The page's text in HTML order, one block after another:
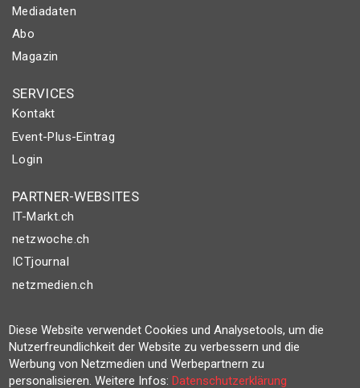
Mediadaten
Abo
Magazin
SERVICES
Kontakt
Event-Plus-Eintrag
Login
PARTNER-WEBSITES
IT-Markt.ch
netzwoche.ch
ICTjournal
netzmedien.ch
© NETZMEDIEN AG 2026
Impressum
AGB
Diese Website verwendet Cookies und Analysetools, um die
Nutzerfreundlichkeit der Website zu verbessern und die
Werbung von Netzmedien und Werbepartnern zu
personalisieren. Weitere Infos:Datenschutzerklärung